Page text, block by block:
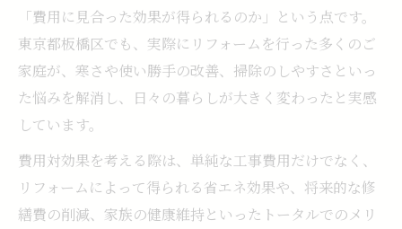
「費用に見合った効果が得られるのか」という点です。
東京都板橋区でも、実際にリフォームを行った多くのご
家庭が、寒さや使い勝手の改善、掃除のしやすさといっ
た悩みを解消し、日々の暮らしが大きく変わったと実感
しています。
費用対効果を考える際は、単純な工事費用だけでなく、
リフォームによって得られる省エネ効果や、将来的な修
繕費の削減、家族の健康維持といったトータルでのメリ